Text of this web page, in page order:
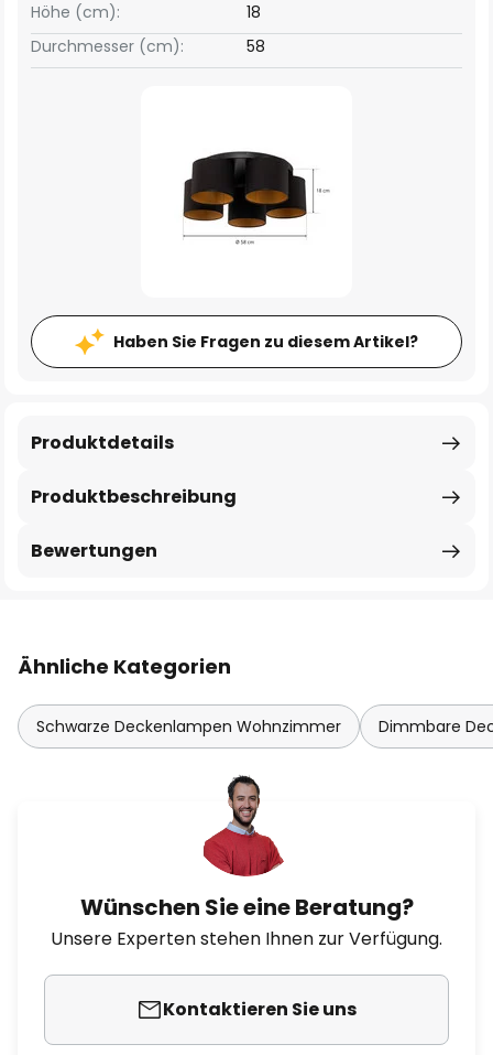
Höhe (cm):
18
Durchmesser (cm):
58
Haben Sie Fragen zu diesem Artikel?
Produktbeschreibung
Produktdetails
Bewertungen
Ähnliche Kategorien
Schwarze Deckenlampen Wohnzimmer Dimmbare
Wünschen Sie eine Beratung?
Unsere Experten stehen Ihnen zur Verfügung.
Kontaktieren Sie uns